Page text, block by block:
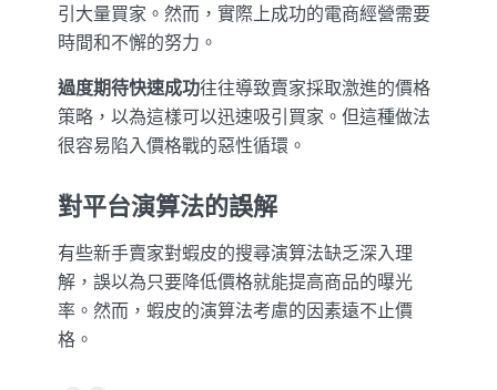
引大量買家。然而，實際上成功的電商經營需要
時間和不懈的努力。
過度期待快速成功往往導致賣家採取激進的價格
策略，以為這樣可以迅速吸引買家。但這種做法
很容易陷入價格戰的惡性循環。
對平台演算法的誤解
有些新手賣家對蝦皮的搜尋演算法缺乏深入理
解，誤以為只要降低價格就能提高商品的曝光
率。然而，蝦皮的演算法考慮的因素遠不止價
格。